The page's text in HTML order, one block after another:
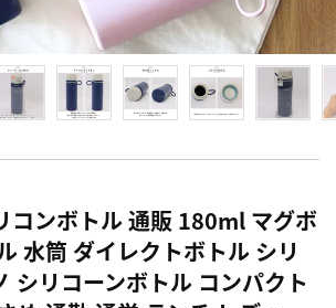
コンボトル 通販 180ml マグボ
水筒 ダイレクトボトル シリ
シリコーンボトル コンパクト